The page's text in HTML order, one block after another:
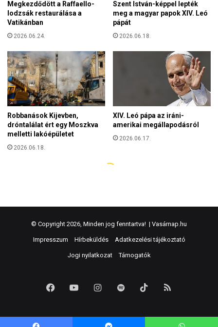
© Copyright 2026, Minden jog fenntartva! | Vasárnap.hu
Impresszum Hírbeküldés Adatkezelési tájékoztató
Jogi nyilatkozat Támogatók
FacebookYouTubeInstagram
Spotify TikTok